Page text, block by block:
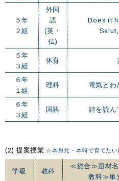
５年
２組
外国
語
(英・
仏)
Does it
５年
３組
体育
６年
１組
理科 電気とわ
６年
３組
国語 詩を読ん
(2) 提案授業 ☆本単元・本時で育てたい
学級 教科
≪総合≫題材名
教科≫単